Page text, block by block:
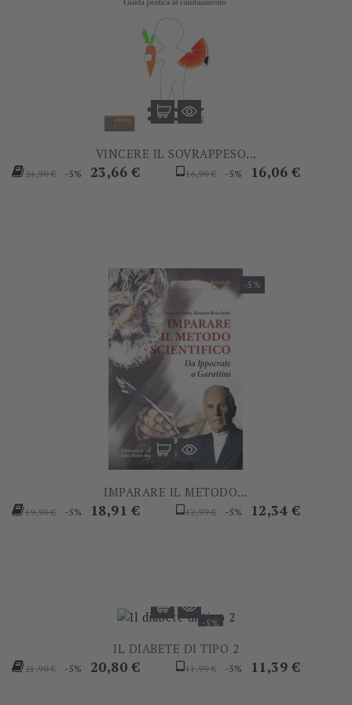
VINCERE IL SOVRAPPESO...
Prezzo
24,90 € -5% Prezzo
23,66 €
Prezzo
16,90 € -5% Prezzo
16,06 €
-5%
IMPARARE IL METODO...
Prezzo
19,90 € -5% Prezzo
18,91 €
Prezzo
12,99 € -5% Prezzo
12,34 €
-5%
IL DIABETE DI TIPO 2
Prezzo
21,90 € -5% Prezzo
20,80 €
Prezzo
11,99 € -5% Prezzo
11,39 €